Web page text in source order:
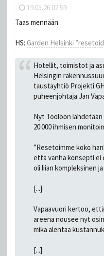
- 19.05.26 02:59
Taas mennään.
HS: Garden Helsinki
Hotellit, toimistot ja
Helsingin
taustayhtiö Projekti
puheenjohtaja Jan
Nyt Töölöön
20 000 ihmisen
”Resetoimme koko
että vanha konsepti ei
oli liian kompleksinen ja
[...]
Vapaavuori kertoo,
areena nousee nyt
mikä alentaa
[...]